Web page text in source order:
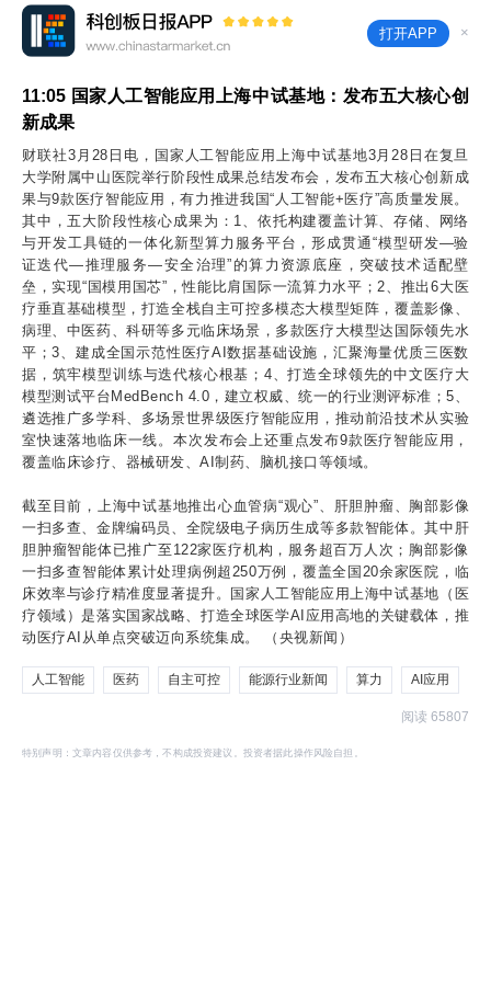
打开APP ×
11:05 国家人工智能应用上海中试基地：发布五大核心创
新成果
财联社3月28日电，国家人工智能应用上海中试基地3月28日在复旦
大学附属中山医院举行阶段性成果总结发布会，发布五大核心创新成
果与9款医疗智能应用，有力推进我国“人工智能+医疗”高质量发展。
其中，五大阶段性核心成果为：1、依托构建覆盖计算、存储、网络
与开发工具链的一体化新型算力服务平台，形成贯通“模型研发—验
证迭代—推理服务—安全治理”的算力资源底座，突破技术适配壁
垒，实现“国模用国芯”，性能比肩国际一流算力水平；2、推出6大医
疗垂直基础模型，打造全栈自主可控多模态大模型矩阵，覆盖影像、
病理、中医药、科研等多元临床场景，多款医疗大模型达国际领先水
平；3、建成全国示范性医疗AI数据基础设施，汇聚海量优质三医数
据，筑牢模型训练与迭代核心根基；4、打造全球领先的中文医疗大
模型测试平台MedBench 4.0，建立权威、统一的行业测评标准；5、
遴选推广多学科、多场景世界级医疗智能应用，推动前沿技术从实验
室快速落地临床一线。本次发布会上还重点发布9款医疗智能应用，
覆盖临床诊疗、器械研发、AI制药、脑机接口等领域。
截至目前，上海中试基地推出心血管病“观心”、肝胆肿瘤、胸部影像
一扫多查、金牌编码员、全院级电子病历生成等多款智能体。其中肝
胆肿瘤智能体已推广至122家医疗机构，服务超百万人次；胸部影像
一扫多查智能体累计处理病例超250万例，覆盖全国20余家医院，临
床效率与诊疗精准度显著提升。国家人工智能应用上海中试基地（医
疗领域）是落实国家战略、打造全球医学AI应用高地的关键载体，推
动医疗AI从单点突破迈向系统集成。 （央视新闻）
人工智能 医药 自主可控 能源行业新闻 算力 AI应用
阅读 65807
特别声明：文章内容仅供参考，不构成投资建议。投资者据此操作风险自担。